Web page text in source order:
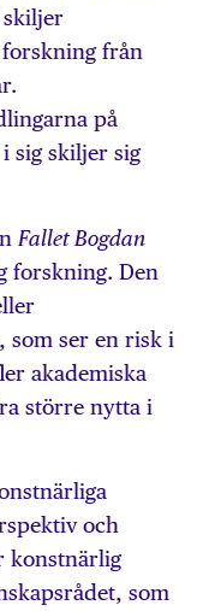
skiljer
från
på
sig skiljer sig
Fallet Bogdan
forskning. Den
ser en risk i
akademiska
större nytta i
och
konstnärlig
som